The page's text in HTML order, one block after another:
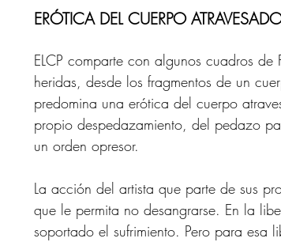
ERÓTICA DEL CUERPO
ELCP comparte con algunos cuadros
heridas, desde los fragmentos de un
predomina una erótica del cuerpo
propio despedazamiento, del pedazo
un orden opresor.
La acción del artista que parte de sus
que le permita no desangrarse. En la
soportado el sufrimiento. Pero para esa